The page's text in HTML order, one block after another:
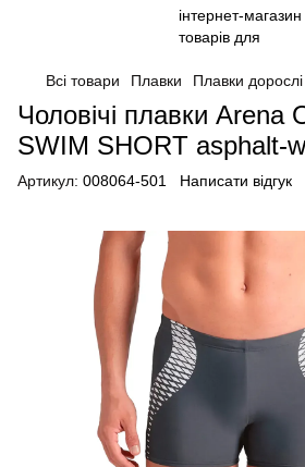
Всі товари Плавки Плавки дорослі
Чоловічі плавки Arena
SWIM SHORT asphalt-
Артикул: 008064-501 Написати відгук